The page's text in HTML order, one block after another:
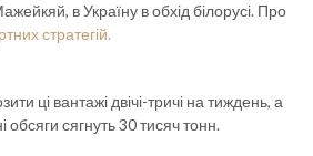
в Україну в обхід білорусі. Про
стратегій.
ці вантажі двічі-тричі на тиждень, а
обсяги сягнуть 30 тисяч тонн.